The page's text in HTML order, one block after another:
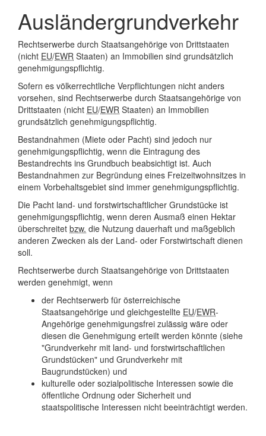
schließen
und
schließen
Ausländergrundverkehr
Rechtserwerbe durch Staatsangehörige von Drittstaaten
(nicht EU/EWR Staaten) an Immobilien sind grundsätzlich
genehmigungspflichtig.
Sofern es völkerrechtliche Verpflichtungen nicht anders
vorsehen, sind Rechtserwerbe durch Staatsangehörige von
Drittstaaten (nicht EU/EWR Staaten) an Immobilien
grundsätzlich genehmigungspflichtig.
Bestandnahmen (Miete oder Pacht) sind jedoch nur
genehmigungspflichtig, wenn die Eintragung des
Bestandrechts ins Grundbuch beabsichtigt ist. Auch
Bestandnahmen zur Begründung eines Freizeitwohnsitzes in
einem Vorbehaltsgebiet sind immer genehmigungspflichtig.
Die Pacht land- und forstwirtschaftlicher Grundstücke ist
genehmigungspflichtig, wenn deren Ausmaß einen Hektar
überschreitet bzw. die Nutzung dauerhaft und maßgeblich
anderen Zwecken als der Land- oder Forstwirtschaft dienen
soll.
Rechtserwerbe durch Staatsangehörige von Drittstaaten
werden genehmigt, wenn
der Rechtserwerb für österreichische
Staatsangehörige und gleichgestellte EU/EWR-
Angehörige genehmigungsfrei zulässig wäre oder
diesen die Genehmigung erteilt werden könnte (siehe
"Grundverkehr mit land- und forstwirtschaftlichen
Grundstücken" und Grundverkehr mit
Baugrundstücken) und
kulturelle oder sozialpolitische Interessen sowie die
öffentliche Ordnung oder Sicherheit und
staatspolitische Interessen nicht beeinträchtigt werden.